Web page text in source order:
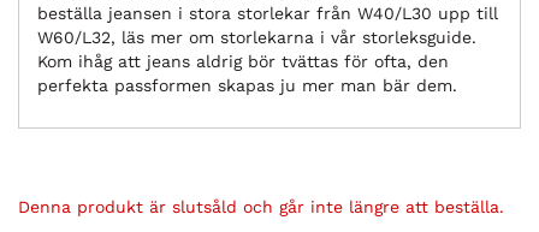
beställa jeansen i stora storlekar från W40/L30 upp till
W60/L32, läs mer om storlekarna i vår storleksguide.
Kom ihåg att jeans aldrig bör tvättas för ofta, den
perfekta passformen skapas ju mer man bär dem.
Denna produkt är slutsåld och går inte längre att beställa.